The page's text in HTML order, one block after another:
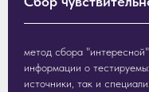
метод сбора
информации о
источники, так и